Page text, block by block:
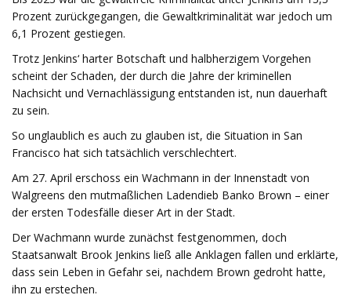
Prozent zurückgegangen, die Gewaltkriminalität war jedoch um
6,1 Prozent gestiegen.
Trotz Jenkins‘ harter Botschaft und halbherzigem Vorgehen
scheint der Schaden, der durch die Jahre der kriminellen
Nachsicht und Vernachlässigung entstanden ist, nun dauerhaft
zu sein.
So unglaublich es auch zu glauben ist, die Situation in San
Francisco hat sich tatsächlich verschlechtert.
Am 27. April erschoss ein Wachmann in der Innenstadt von
Walgreens den mutmaßlichen Ladendieb Banko Brown – einer
der ersten Todesfälle dieser Art in der Stadt.
Der Wachmann wurde zunächst festgenommen, doch
Staatsanwalt Brook Jenkins ließ alle Anklagen fallen und erklärte,
dass sein Leben in Gefahr sei, nachdem Brown gedroht hatte,
ihn zu erstechen.